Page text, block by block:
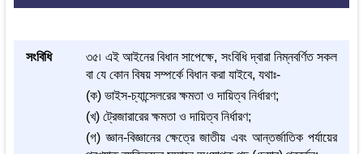
সংবিধি
৩৫৷ এই আইনের বিধান সাপেক্ষে, সংবিধি দ্বারা নিম্নবর্ণিত সকল
বা যে কোন বিষয় সম্পর্কে বিধান করা যাইবে, যথাঃ-
(ক) ভাইস-চ্যান্সেলরের ক্ষমতা ও দায়িত্ব নির্ধারণ;
(খ) ট্রেজারারের ক্ষমতা ও দায়িত্ব নির্ধারণ;
(গ) জ্ঞান-বিজ্ঞানের ক্ষেত্রে জাতীয় এবং আন্তর্জাতিক পর্যায়ের